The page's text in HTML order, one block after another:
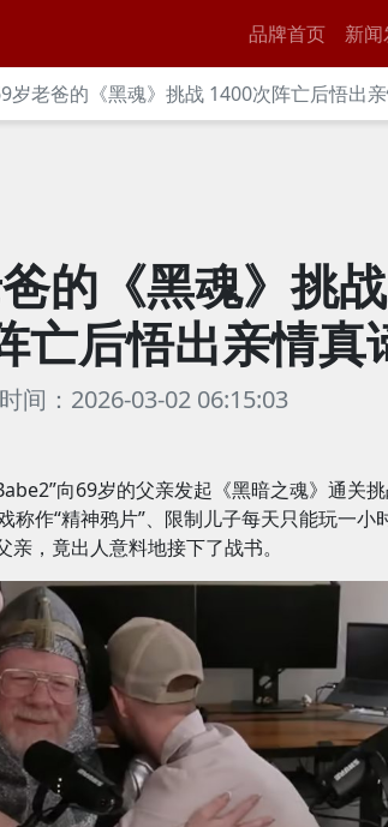
品牌首页 新
岁老爸的《黑魂》挑战 1400次阵亡后悟出
的《黑魂》挑战
亡后悟出亲情真
间：2026-03-02 06:15:03
向69岁的父亲发起《黑暗之魂》通关
称作“精神鸦片”、限制儿子每天只能玩一小
亲，竟出人意料地接下了战书。